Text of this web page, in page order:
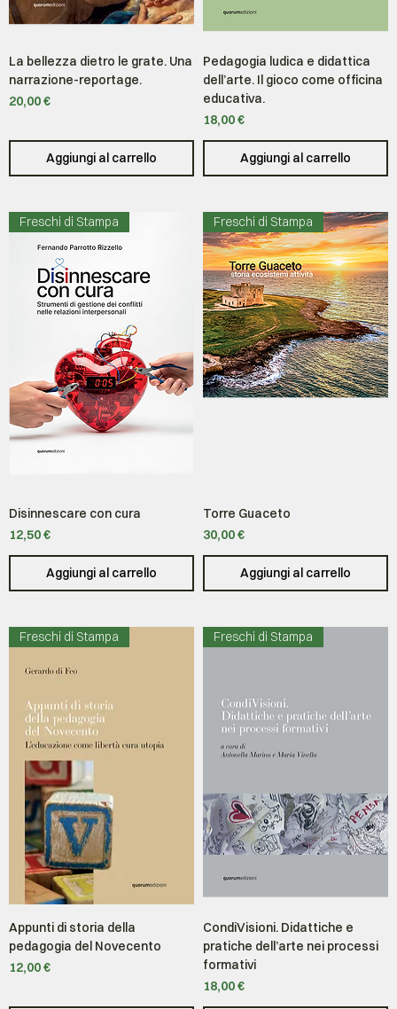
La bellezza dietro le grate. Una
narrazione-reportage.
Prezzo
20,00 €
Aggiungi al carrello
Pedagogia ludica e didattica
dell’arte. Il gioco come officina
educativa.
Prezzo
18,00 €
Aggiungi al carrello
Freschi di Stampa
Disinnescare con cura
Prezzo
12,50 €
Aggiungi al carrello
Freschi di Stampa
Torre Guaceto
Prezzo
30,00 €
Aggiungi al carrello
Freschi di Stampa
Appunti di storia della
pedagogia del Novecento
Prezzo
12,00 €
Freschi di Stampa
CondiVisioni. Didattiche e
pratiche dell’arte nei processi
formativi
Prezzo
18,00 €